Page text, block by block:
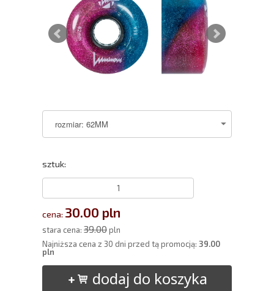
sztuk:
cena: 30.00 pln
stara cena: 39.00pln
Najniższa cena z 30 dni przed tą promocją: 39.00
pln
dodaj do koszyka